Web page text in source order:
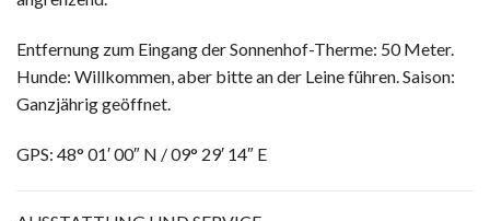
Entfernung zum Eingang der Sonnenhof-Therme: 50 Meter.
Hunde: Willkommen, aber bitte an der Leine führen. Saison:
Ganzjährig geöffnet.
GPS: 48° 01′ 00″ N / 09° 29′ 14″ E